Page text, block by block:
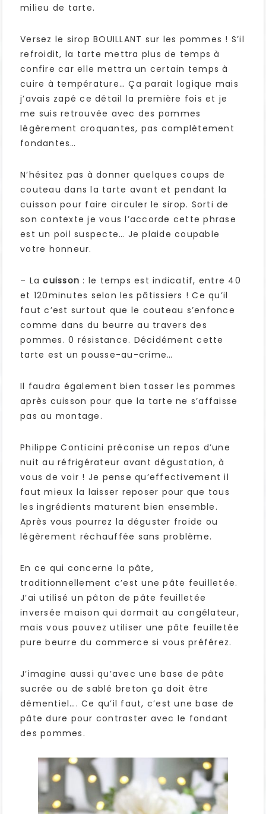
milieu de tarte.
Versez le sirop BOUILLANT sur les pommes ! S’il
refroidit, la tarte mettra plus de temps à
confire car elle mettra un certain temps à
cuire à température… Ça parait logique mais
j’avais zapé ce détail la première fois et je
me suis retrouvée avec des pommes
légèrement croquantes, pas complètement
fondantes…
N’hésitez pas à donner quelques coups de
couteau dans la tarte avant et pendant la
cuisson pour faire circuler le sirop. Sorti de
son contexte je vous l’accorde cette phrase
est un poil suspecte… Je plaide coupable
votre honneur.
– Lacuisson : le temps est indicatif, entre 40
et 120minutes selon les pâtissiers ! Ce qu’il
faut c’est surtout que le couteau s’enfonce
comme dans du beurre au travers des
pommes. 0 résistance. Décidément cette
tarte est un pousse-au-crime…
Il faudra également bien tasser les pommes
après cuisson pour que la tarte ne s’affaisse
pas au montage.
Philippe Conticini préconise un repos d’une
nuit au réfrigérateur avant dégustation, à
vous de voir ! Je pense qu’effectivement il
faut mieux la laisser reposer pour que tous
les ingrédients maturent bien ensemble.
Après vous pourrez la déguster froide ou
légèrement réchauffée sans problème.
En ce qui concerne la pâte,
traditionnellement c’est une pâte feuilletée.
J’ai utilisé un pâton de pâte feuilletée
inversée maison qui dormait au congélateur,
mais vous pouvez utiliser une pâte feuilletée
pure beurre du commerce si vous préférez.
J’imagine aussi qu’avec une base de pâte
sucrée ou de sablé breton ça doit être
démentiel…. Ce qu’il faut, c’est une base de
pâte dure pour contraster avec le fondant
des pommes.